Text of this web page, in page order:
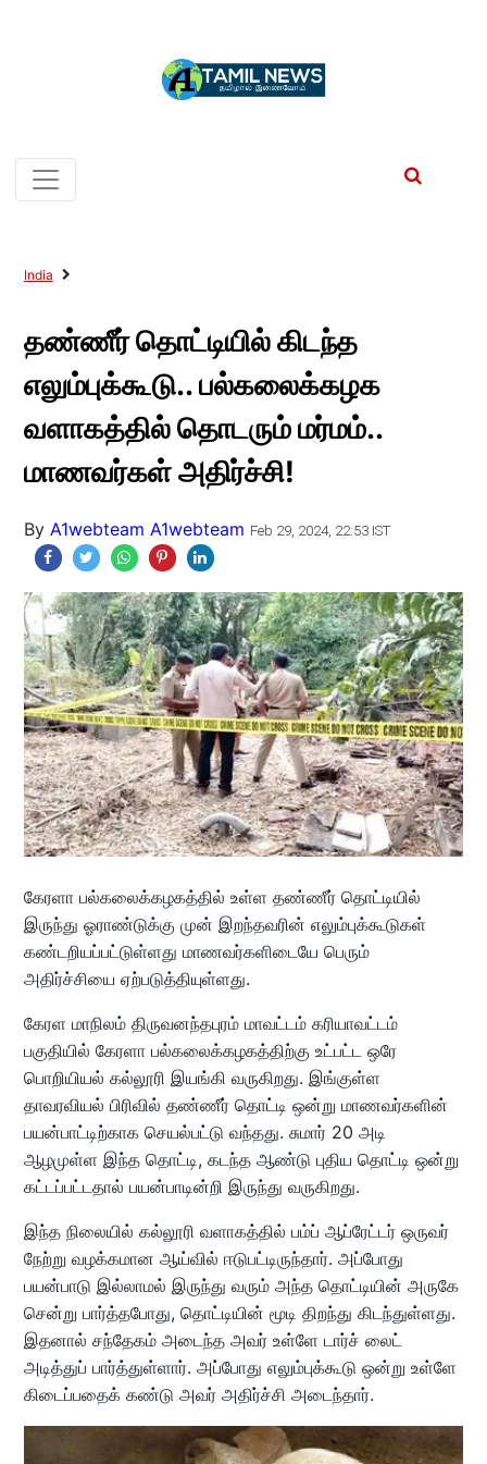
India
தண்ணீர் தொட்டியில் கிடந்த
எலும்புக்கூடு.. பல்கலைக்கழக
வளாகத்தில் தொடரும் மர்மம்..
மாணவர்கள் அதிர்ச்சி!
By A1webteam A1webteam Feb 29, 2024, 22:53 IST
கேரளா பல்கலைக்கழகத்தில் உள்ள தண்ணீர் தொட்டியில்
இருந்து ஓராண்டுக்கு முன் இறந்தவரின் எலும்புக்கூடுகள்
கண்டறியப்பட்டுள்ளது மாணவர்களிடையே பெரும்
அதிர்ச்சியை ஏற்படுத்தியுள்ளது.
கேரள மாநிலம் திருவனந்தபுரம் மாவட்டம் கரியாவட்டம்
பகுதியில் கேரளா பல்கலைக்கழகத்திற்கு உட்பட்ட ஒரே
பொறியியல் கல்லூரி இயங்கி வருகிறது. இங்குள்ள
தாவரவியல் பிரிவில் தண்ணீர் தொட்டி ஒன்று மாணவர்களின்
பயன்பாட்டிற்காக செயல்பட்டு வந்தது. சுமார் 20 அடி
ஆழமுள்ள இந்த தொட்டி, கடந்த ஆண்டு புதிய தொட்டி ஒன்று
கட்டப்பட்டதால் பயன்பாடின்றி இருந்து வருகிறது.
இந்த நிலையில் கல்லூரி வளாகத்தில் பம்ப் ஆப்ரேட்டர் ஒருவர்
நேற்று வழக்கமான ஆய்வில் ஈடுபட்டிருந்தார். அப்போது
பயன்பாடு இல்லாமல் இருந்து வரும் அந்த தொட்டியின் அருகே
சென்று பார்த்தபோது, தொட்டியின் மூடி திறந்து கிடந்துள்ளது.
இதனால் சந்தேகம் அடைந்த அவர் உள்ளே டார்ச் லைட்
அடித்துப் பார்த்துள்ளார். அப்போது எலும்புக்கூடு ஒன்று உள்ளே
கிடைப்பதைக் கண்டு அவர் அதிர்ச்சி அடைந்தார்.